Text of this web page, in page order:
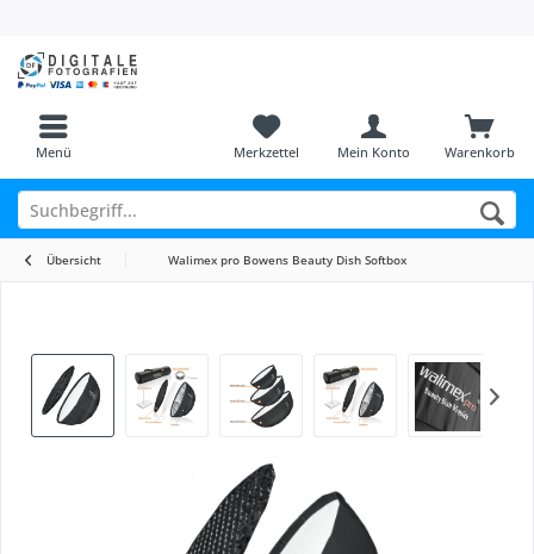
Menü Warenkorb
Merkzettel Mein Konto
Übersicht Walimex pro Bowens Beauty Dish Softbox